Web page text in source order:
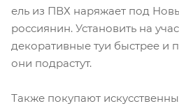
ель из ПВХ наряжает под
россиянин. Установить на
декоративные туи быстрее и
они подрастут.
Также покупают